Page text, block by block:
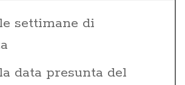
settimane di
data presunta del